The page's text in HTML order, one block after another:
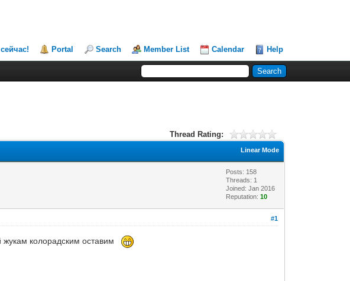
Portal Search Member List Calendar Help
Thread Rating:
Linear Mode
Posts: 158
Threads: 1
Joined: Jan 2016
Reputation:10
#1
жукам колорадским оставим